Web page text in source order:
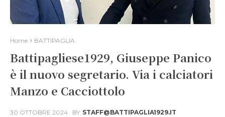
Home BATTIPAGLIA
Battipagliese1929, Giuseppe Panico
è il nuovo segretario. Via i calciatori
Manzo e Cacciottolo
30 OTTOBRE 2024 BY STAFF@BATTIPAGLIA1929.IT